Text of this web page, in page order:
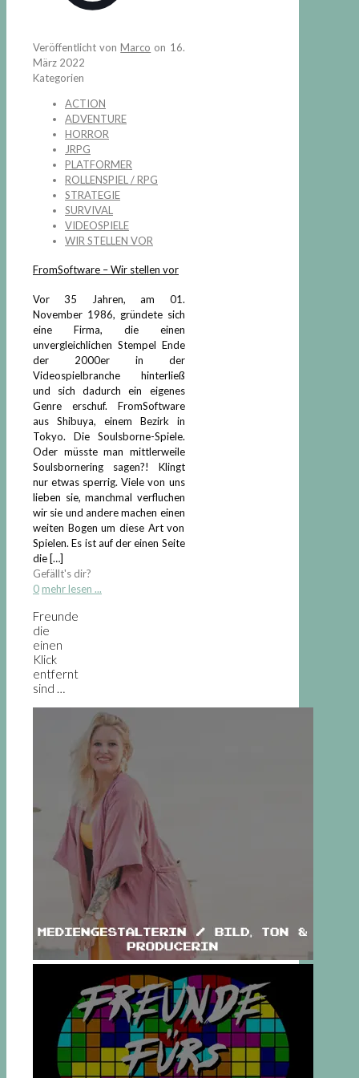
Veröffentlicht vonMarco on 16.
März 2022
Kategorien
ACTION
ADVENTURE
HORROR
JRPG
PLATFORMER
ROLLENSPIEL / RPG
STRATEGIE
SURVIVAL
VIDEOSPIELE
WIR STELLEN VOR
FromSoftware – Wir stellen vor
Vor 35 Jahren, am 01.
November 1986, gründete sich
eine Firma, die einen
unvergleichlichen Stempel Ende
der 2000er in der
Videospielbranche hinterließ
und sich dadurch ein eigenes
Genre erschuf. FromSoftware
aus Shibuya, einem Bezirk in
Tokyo. Die Soulsborne-Spiele.
Oder müsste man mittlerweile
Soulsbornering sagen?! Klingt
nur etwas sperrig. Viele von uns
lieben sie, manchmal verfluchen
wir sie und andere machen einen
weiten Bogen um diese Art von
Spielen. Es ist auf der einen Seite
die[…]
Gefällt's dir?
0 mehr lesen ...
Freunde
die
einen
Klick
entfernt
sind …